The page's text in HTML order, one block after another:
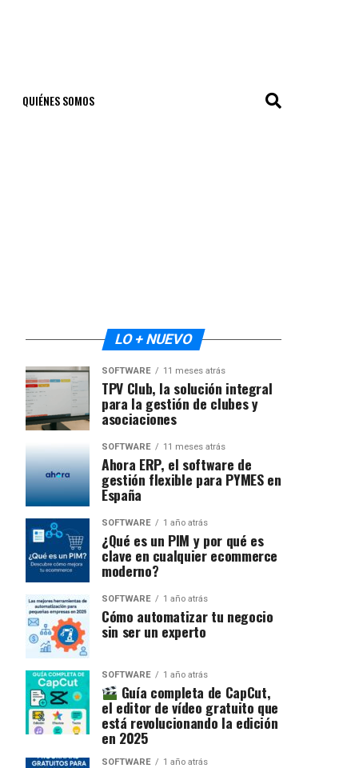
QUIÉNES SOMOS
LO + NUEVO
SOFTWARE 11 meses atrás
TPV Club, la solución integral
para la gestión de clubes y
asociaciones
SOFTWARE 11 meses atrás
Ahora ERP, el software de
gestión flexible para PYMES en
España
SOFTWARE 1 año atrás
¿Qué es un PIM y por qué es
clave en cualquier ecommerce
moderno?
SOFTWARE 1 año atrás
Cómo automatizar tu negocio
sin ser un experto
SOFTWARE 1 año atrás
Guía completa de CapCut,
el editor de vídeo gratuito que
está revolucionando la edición
en 2025
SOFTWARE 1 año atrás